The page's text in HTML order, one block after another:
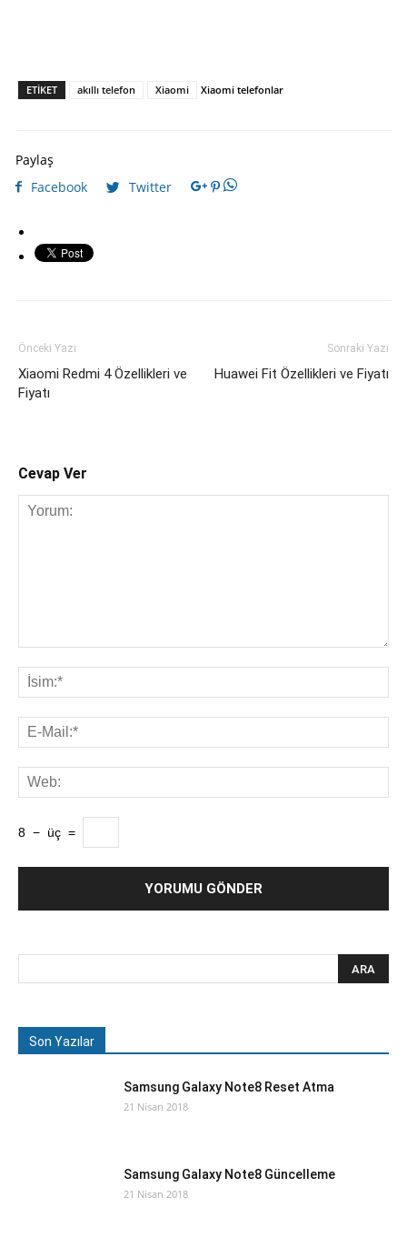
ETIKET akıllı telefon Xiaomi Xiaomi telefonlar
Paylaş
Facebook
Twitter
Önceki Yazı
Xiaomi Redmi 4 Özellikleri ve
Fiyatı
Sonraki Yazı
Huawei Fit Özellikleri ve Fiyatı
Cevap Ver
8 − üç =
Son Yazılar
Samsung Galaxy Note8 Reset Atma
21 Nisan 2018
Samsung Galaxy Note8 Güncelleme
21 Nisan 2018